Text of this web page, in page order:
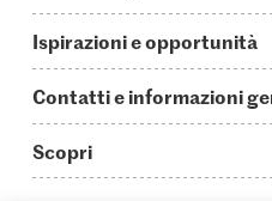
Oggi cucino
Piatti principali
Ricette semplici & veloci
Ispirazioni e opportunità
Storie
Video How to
Contatti e informazioni
Guida alle abbreviazioni
Scopri